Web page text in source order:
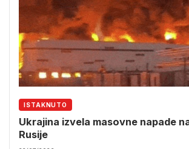
ISTAKNUTO
Ukrajina izvela masovne napade
Rusije